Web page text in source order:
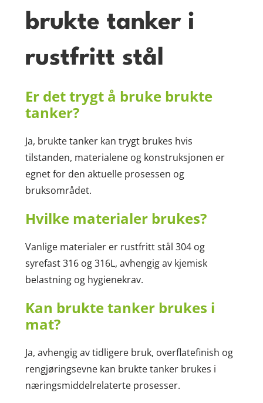
brukte tanker i
rustfritt stål
Er det trygt å bruke brukte
tanker?
Ja, brukte tanker kan trygt brukes hvis
tilstanden, materialene og konstruksjonen er
egnet for den aktuelle prosessen og
bruksområdet.
Hvilke materialer brukes?
Vanlige materialer er rustfritt stål 304 og
syrefast 316 og 316L, avhengig av kjemisk
belastning og hygienekrav.
Kan brukte tanker brukes i
mat?
Ja, avhengig av tidligere bruk, overflatefinish og
rengjøringsevne kan brukte tanker brukes i
næringsmiddelrelaterte prosesser.